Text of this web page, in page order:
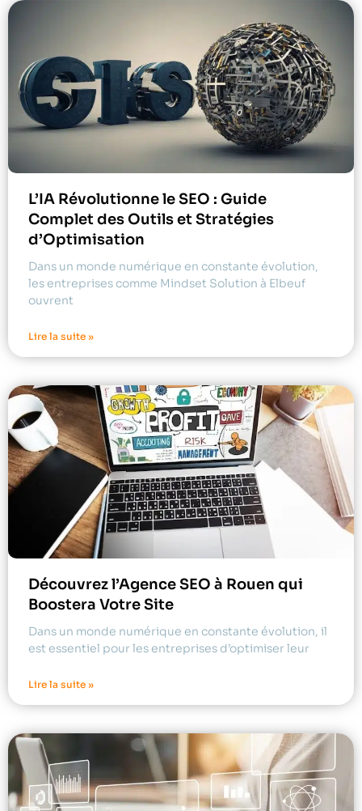
L’IA Révolutionne le SEO : Guide
Complet des Outils et Stratégies
d’Optimisation
Dans un monde numérique en constante évolution,
les entreprises comme Mindset Solution à Elbeuf
ouvrent
Lire la suite »
Découvrez l’Agence SEO à Rouen qui
Boostera Votre Site
Dans un monde numérique en constante évolution, il
est essentiel pour les entreprises d’optimiser leur
Lire la suite »